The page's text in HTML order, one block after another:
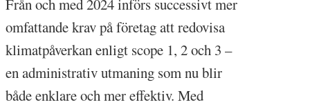
omfattande krav på företag att redovisa
klimatpåverkan enligt scope 1, 2 och 3 –
en administrativ utmaning som nu blir
både enklare och mer effektiv. Med